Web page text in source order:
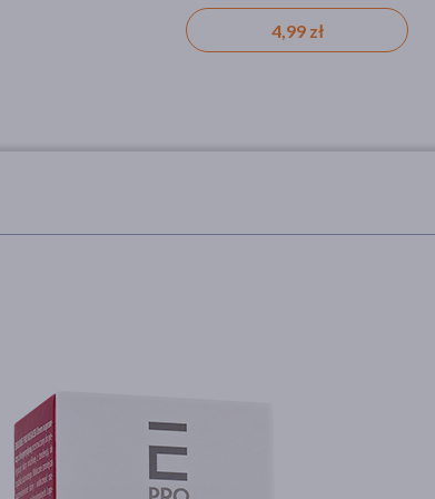
70,99 zł
24,99 zł
4,99 zł